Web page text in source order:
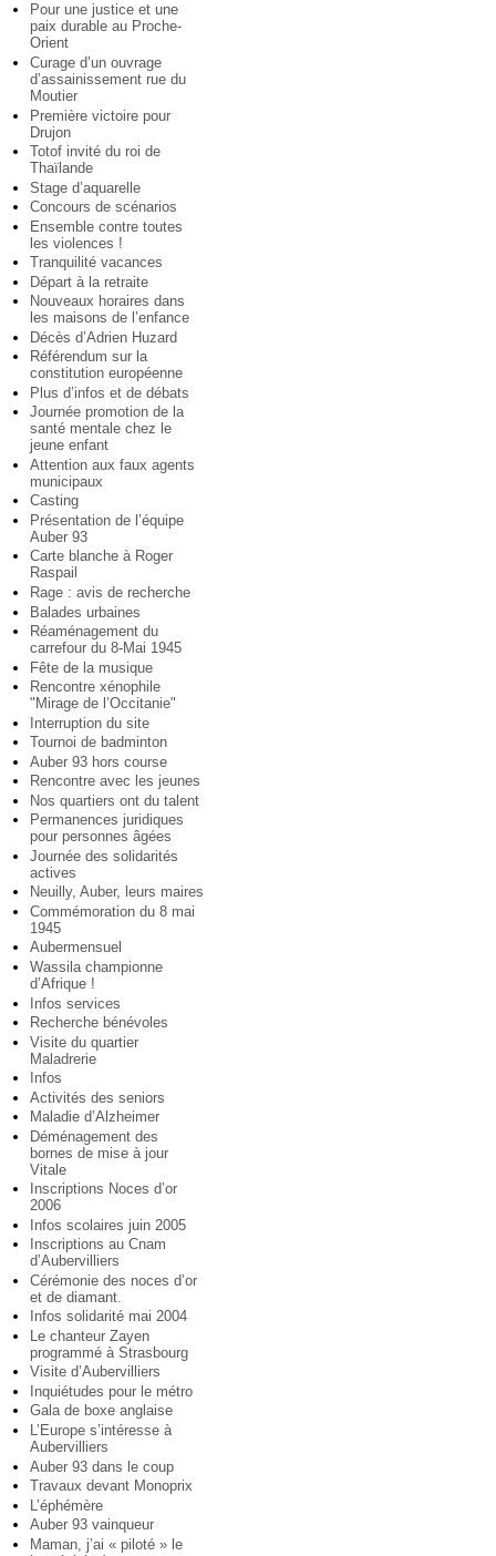
Pour une justice et une
paix durable au Proche-
Orient
Curage d’un ouvrage
d’assainissement rue du
Moutier
Première victoire pour
Drujon
Totof invité du roi de
Thaïlande
Stage d’aquarelle
Concours de scénarios
Ensemble contre toutes
les violences !
Tranquilité vacances
Départ à la retraite
Nouveaux horaires dans
les maisons de l’enfance
Décès d’Adrien Huzard
Référendum sur la
constitution européenne
Plus d’infos et de débats
Journée promotion de la
santé mentale chez le
jeune enfant
Attention aux faux agents
municipaux
Casting
Présentation de l’équipe
Auber 93
Carte blanche à Roger
Raspail
Rage : avis de recherche
Balades urbaines
Réaménagement du
carrefour du 8-Mai 1945
Fête de la musique
Rencontre xénophile
"Mirage de l’Occitanie"
Interruption du site
Tournoi de badminton
Auber 93 hors course
Rencontre avec les jeunes
Nos quartiers ont du talent
Permanences juridiques
pour personnes âgées
Journée des solidarités
actives
Neuilly, Auber, leurs maires
Commémoration du 8 mai
1945
Aubermensuel
Wassila championne
d’Afrique !
Infos services
Recherche bénévoles
Visite du quartier
Maladrerie
Infos
Activités des seniors
Maladie d’Alzheimer
Déménagement des
bornes de mise à jour
Vitale
Inscriptions Noces d’or
2006
Infos scolaires juin 2005
Inscriptions au Cnam
d’Aubervilliers
Cérémonie des noces d’or
et de diamant.
Infos solidarité mai 2004
Le chanteur Zayen
programmé à Strasbourg
Visite d’Aubervilliers
Inquiétudes pour le métro
Gala de boxe anglaise
L’Europe s’intéresse à
Aubervilliers
Auber 93 dans le coup
Travaux devant Monoprix
L’éphémère
Auber 93 vainqueur
Maman, j’ai « piloté » le